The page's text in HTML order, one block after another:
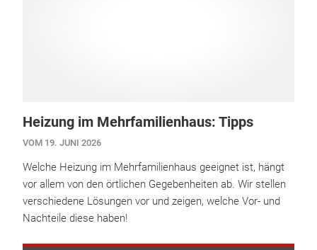
Heizung im Mehrfamilienhaus: Tipps
VOM 19. JUNI 2026
Welche Heizung im Mehrfamilienhaus geeignet ist, hängt
vor allem von den örtlichen Gegebenheiten ab. Wir stellen
verschiedene Lösungen vor und zeigen, welche Vor- und
Nachteile diese haben!